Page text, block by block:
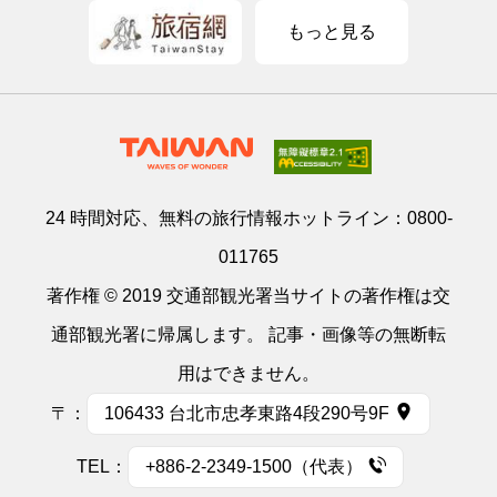
もっと見る
24 時間対応、無料の旅行情報ホットライン： 0800-
011765
著作権 © 2019 交通部観光署当サイトの著作権は交
通部観光署に帰属します。 記事・画像等の無断転
用はできません。
〒： 106433 台北市忠孝東路4段290号9F
TEL： +886-2-2349-1500（代表）